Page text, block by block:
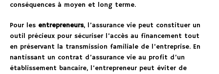
conséquences à moyen et long terme.
Pour les entrepreneurs, l’assurance vie peut constituer un
outil précieux pour sécuriser l’accès au financement tout
en préservant la transmission familiale de l’entreprise. En
nantissant un contrat d’assurance vie au profit d’un
établissement bancaire, l’entrepreneur peut éviter de